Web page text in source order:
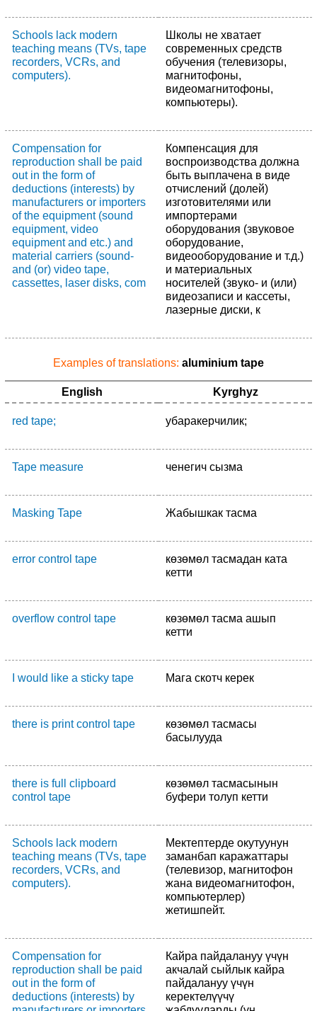
Schools lack modern
teaching means (TVs, tape
recorders, VCRs, and
computers).
Школы не хватает
современных средств
обучения (телевизоры,
магнитофоны,
видеомагнитофоны,
компьютеры).
Compensation for
reproduction shall be paid
out in the form of
deductions (interests) by
manufacturers or importers
of the equipment (sound
equipment, video
equipment and etc.) and
material carriers (sound-
and (or) video tape,
cassettes, laser disks, com
Компенсация для
воспроизводства должна
быть выплачена в виде
отчислений (долей)
изготовителями или
импортерами
оборудования (звуковое
оборудование,
видеооборудование и т.д.)
и материальных
носителей (звуко- и (или)
видеозаписи и кассеты,
лазерные диски, к
Examples of translations: aluminium tape
English Kyrghyz
red tape; убаракерчилик;
Tape measure ченегич сызма
Masking Tape Жабышкак тасма
error control tape
көзөмөл тасмадан ката
кетти
overflow control tape
көзөмөл тасма ашып
кетти
I would like a sticky tape Мага скотч керек
there is print control tape
көзөмөл тасмасы
басылууда
there is full clipboard
control tape
көзөмөл тасмасынын
буфери толуп кетти
Schools lack modern
teaching means (TVs, tape
recorders, VCRs, and
computers).
Мектептерде окутуунун
заманбап каражаттары
(телевизор, магнитофон
жана видеомагнитофон,
компьютерлер)
жетишпейт.
Compensation for
reproduction shall be paid
out in the form of
deductions (interests) by
Кайра пайдалануу үчүн
акчалай сыйлык кайра
пайдалануу үчүн
керектелүүчү